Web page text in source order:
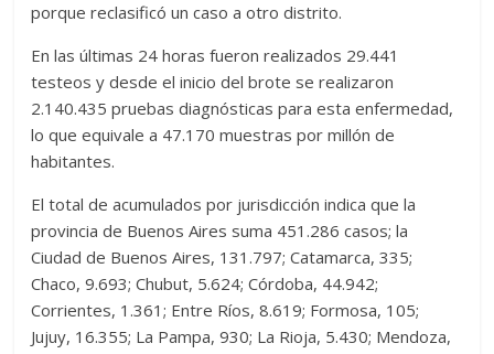
porque reclasificó un caso a otro distrito.
En las últimas 24 horas fueron realizados 29.441
testeos y desde el inicio del brote se realizaron
2.140.435 pruebas diagnósticas para esta enfermedad,
lo que equivale a 47.170 muestras por millón de
habitantes.
El total de acumulados por jurisdicción indica que la
provincia de Buenos Aires suma 451.286 casos; la
Ciudad de Buenos Aires, 131.797; Catamarca, 335;
Chaco, 9.693; Chubut, 5.624; Córdoba, 44.942;
Corrientes, 1.361; Entre Ríos, 8.619; Formosa, 105;
Jujuy, 16.355; La Pampa, 930; La Rioja, 5.430; Mendoza,